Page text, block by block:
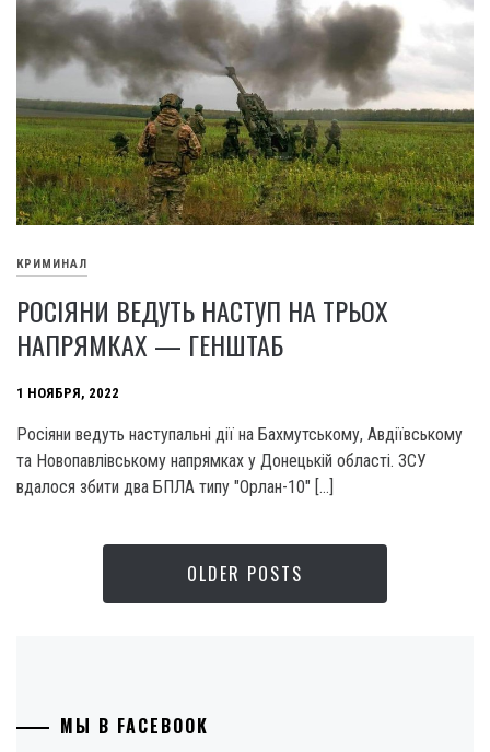
КРИМИНАЛ
РОСІЯНИ ВЕДУТЬ НАСТУП НА ТРЬОХ
НАПРЯМКАХ — ГЕНШТАБ
1 НОЯБРЯ, 2022
Росіяни ведуть наступальні дії на Бахмутському, Авдіївському
та Новопавлівському напрямках у Донецькій області. ЗСУ
вдалося збити два БПЛА типу "Орлан-10" […]
OLDER POSTS
МЫ В FACEBOOK